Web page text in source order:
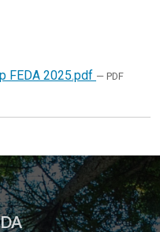
FEDA 2025.pdf — PDF